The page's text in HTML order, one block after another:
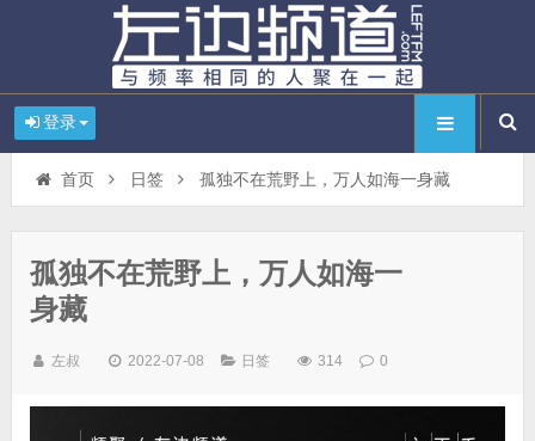
登录
首页 日签 孤独不在荒野上，万人如海一身藏
孤独不在荒野上，万人如海一
身藏
左叔 2022-07-08 日签 314 0